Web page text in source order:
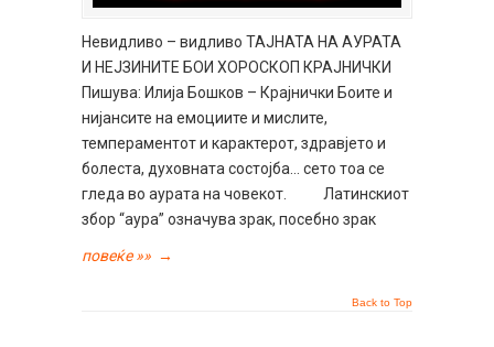
Невидливо – видливо ТАЈНАТА НА АУРАТА
И НЕЈЗИНИТЕ БОИ ХОРОСКОП КРАЈНИЧКИ
Пишува: Илија Бошков – Крајнички Боите и
нијансите на емоциите и мислите,
темпераментот и карактерот, здравјето и
болеста, духовната состојба… сето тоа се
гледа во аурата на човекот. Латинскиот
збор “аура” означува зрак, посебно зрак
повеќе »» →
Back to Top